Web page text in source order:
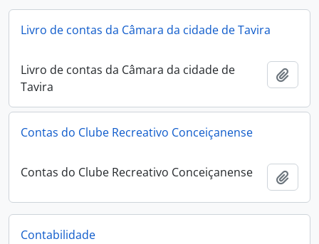
Livro de contas da Câmara da cidade de Tavira
Livro de contas da Câmara da cidade de
Tavira
Contas do Clube Recreativo Conceiçanense
Contas do Clube Recreativo Conceiçanense
Contabilidade